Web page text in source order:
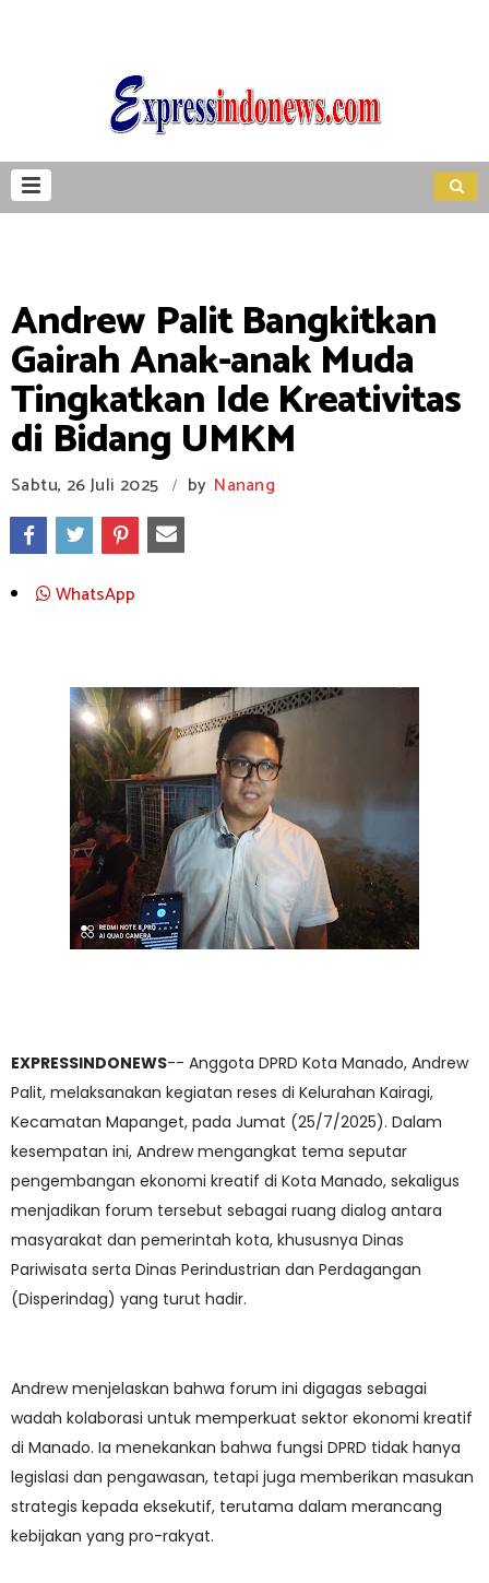
Andrew Palit Bangkitkan
Gairah Anak-anak Muda
Tingkatkan Ide Kreativitas
di Bidang UMKM
Sabtu, 26 Juli 2025 / by Nanang
WhatsApp
EXPRESSINDONEWS-- Anggota DPRD Kota Manado, Andrew
Palit, melaksanakan kegiatan reses di Kelurahan Kairagi,
Kecamatan Mapanget, pada Jumat (25/7/2025). Dalam
kesempatan ini, Andrew mengangkat tema seputar
pengembangan ekonomi kreatif di Kota Manado, sekaligus
menjadikan forum tersebut sebagai ruang dialog antara
masyarakat dan pemerintah kota, khususnya Dinas
Pariwisata serta Dinas Perindustrian dan Perdagangan
(Disperindag) yang turut hadir.
Andrew menjelaskan bahwa forum ini digagas sebagai
wadah kolaborasi untuk memperkuat sektor ekonomi kreatif
di Manado. Ia menekankan bahwa fungsi DPRD tidak hanya
legislasi dan pengawasan, tetapi juga memberikan masukan
strategis kepada eksekutif, terutama dalam merancang
kebijakan yang pro-rakyat.